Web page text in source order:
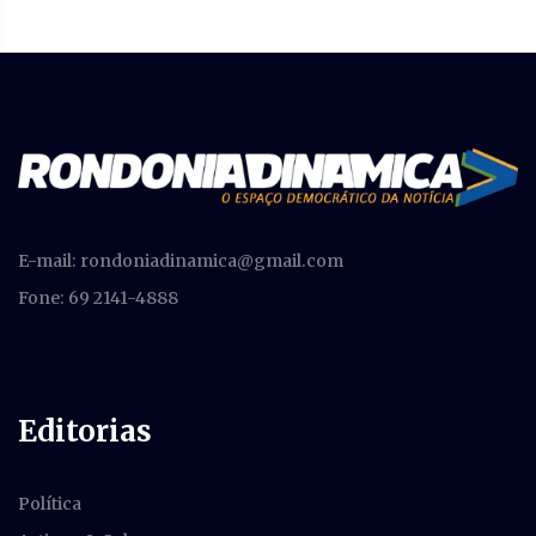
E-mail: rondoniadinamica@gmail.com
Fone: 69 2141-4888
Editorias
Política